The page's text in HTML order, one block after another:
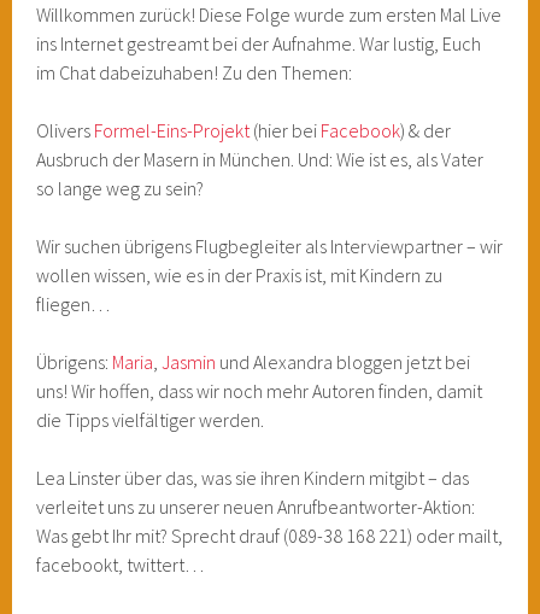
Willkommen zurück! Diese Folge wurde zum ersten Mal Live
ins Internet gestreamt bei der Aufnahme. War lustig, Euch
im Chat dabeizuhaben! Zu den Themen:
Olivers Formel-Eins-Projekt(hier bei Facebook) & der
Ausbruch der Masern in München. Und: Wie ist es, als Vater
so lange weg zu sein?
Wir suchen übrigens Flugbegleiter als Interviewpartner – wir
wollen wissen, wie es in der Praxis ist, mit Kindern zu
fliegen…
Übrigens: Maria,Jasmin und Alexandra bloggen jetzt bei
uns! Wir hoffen, dass wir noch mehr Autoren finden, damit
die Tipps vielfältiger werden.
Lea Linster über das, was sie ihren Kindern mitgibt – das
verleitet uns zu unserer neuen Anrufbeantworter-Aktion:
Was gebt Ihr mit? Sprecht drauf (089-38 168 221) oder mailt,
facebookt, twittert…